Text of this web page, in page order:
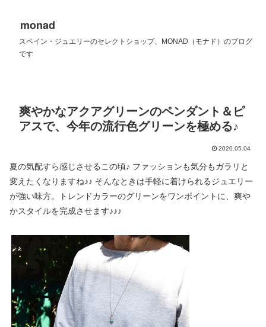
monad
スペイン・ジュエリーのセレクトショップ、MONAD（モナド）のブログ
です
爽やかなアクアグリーンのペンダント＆ピ
アスで、今年の流行色グリーンを極める♪
2020.05.04
夏の気配すら感じさせるこの頃♪ ファッションも気分もガラリと
変えたくなりますね♪♪ そんなときは手軽に着けられるジュエリー
が強い味方。トレンドカラーのグリーンをワンポイントに、爽や
かスタイルを完成させます♪♪♪